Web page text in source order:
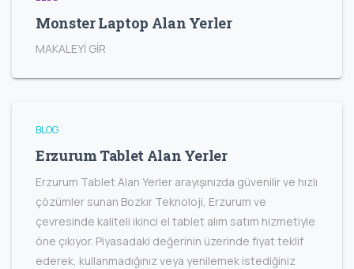
Monster Laptop Alan Yerler
MAKALEYİ GİR
BLOG
Erzurum Tablet Alan Yerler
Erzurum Tablet Alan Yerler arayışınızda güvenilir ve hızlı
çözümler sunan Bozkır Teknoloji, Erzurum ve
çevresinde kaliteli ikinci el tablet alım satım hizmetiyle
öne çıkıyor. Piyasadaki değerinin üzerinde fiyat teklif
ederek, kullanmadığınız veya yenilemek istediğiniz